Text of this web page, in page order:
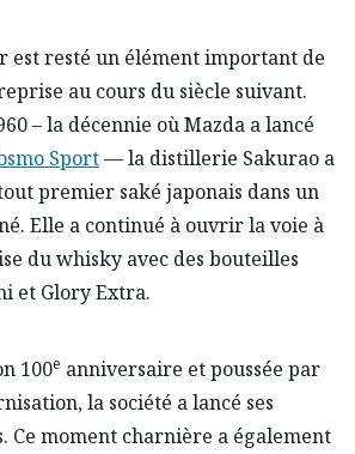
est resté un élément important de
au cours du siècle suivant.
– la décennie où Mazda a lancé
Sport— la distillerie Sakurao a
premier saké japonais dans un
Elle a continué à ouvrir la voie à
du whisky avec des bouteilles
et Glory Extra.
100e anniversaire et poussée par
la société a lancé ses
Ce moment charnière a également